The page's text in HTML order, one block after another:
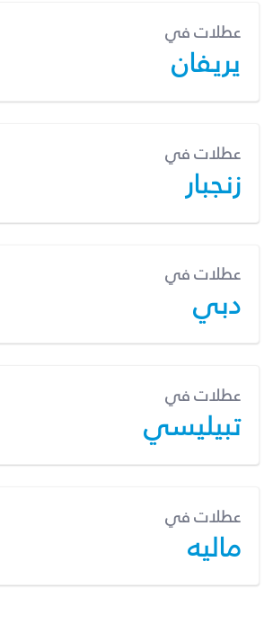
عطلات في
يريفان
عطلات في
زنجبار
عطلات في
دبي
عطلات في
تبيليسي
عطلات في
ماليه